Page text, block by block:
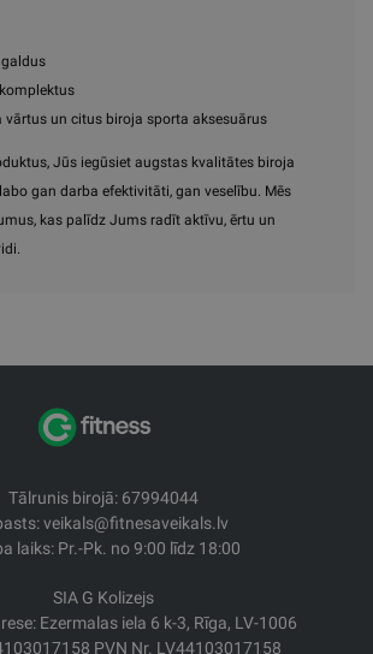
vārtus un citus biroja sporta aksesuārus
Jūs iegūsiet augstas kvalitātes biroja
gan darba efektivitāti, gan veselību. Mēs
kas palīdz Jums radīt aktīvu, ērtu un
Tālrunis birojā: 67994044
veikals@fitnesaveikals.lv
laiks: Pr.-Pk. no 9:00 līdz 18:00
SIA G Kolizejs
Ezermalas iela 6 k-3, Rīga, LV-1006
PVN Nr. LV44103017158